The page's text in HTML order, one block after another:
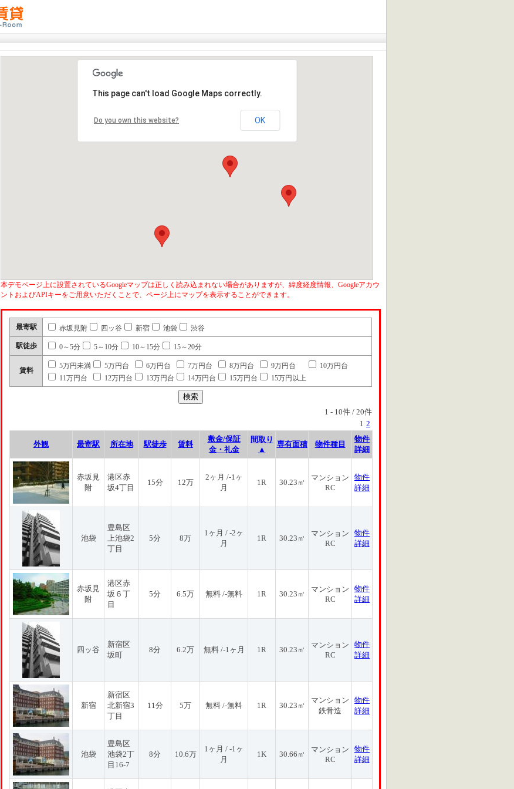
This page can't load Google Maps correctly.
Do you own this website? OK
本デモページ上に設置されているGoogleマップは正しく読み込まれない場合がありますが、緯度経度情報、Googleアカウ
ントおよびAPIキーをご用意いただくことで、ページ上にマップを表示することができます。
最寄駅 赤坂見附 四ッ谷 新宿 池袋 渋谷
駅徒歩 0～5分 5～10分 10～15分 15～20分
賃料
5万円未満 5万円台 6万円台 7万円台 8万円台 9万円台
10万円台
11万円台
12万円台 13万円台 14万円台 15万円台 15万円以上
1 - 10件 / 20件
1 2
外観 最寄駅 所在地 駅徒歩 賃料
敷金/保証
金・礼金
間取り
▲
専有面積 物件種目
物件
詳細
赤坂見
附
港区赤
坂4丁目
15分 12万
2ヶ月 /-1ヶ
月
1R 30.23㎡
マンション
RC
物件
詳細
池袋
豊島区
上池袋2
丁目
5分 8万
1ヶ月 / -2ヶ
月
1R 30.23㎡
マンション
RC
物件
詳細
赤坂見
附
港区赤
坂６丁
目
5分 6.5万 無料 /-無料 1R 30.23㎡
マンション
RC
物件
詳細
四ッ谷
新宿区
坂町
8分 6.2万 無料 /-1ヶ月 1R 30.23㎡
マンション
RC
物件
詳細
新宿
新宿区
北新宿3
丁目
11分 5万 無料 /-無料 1R 30.23㎡
マンション
鉄骨造
物件
詳細
池袋
豊島区
池袋2丁
目16-7
8分 10.6万
1ヶ月 / -1ヶ
月
1K 30.66㎡
マンション
RC
物件
詳細